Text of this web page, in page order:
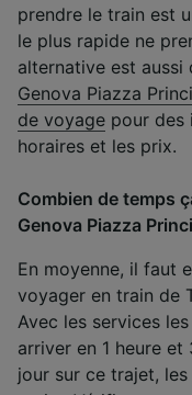
prendre le train est
le plus rapide ne
alternative est aussi
Genova Piazza
de voyage pour des
horaires et les prix.
Combien de temps
Genova Piazza
En moyenne, il faut
voyager en train de
Avec les services
arriver en 1 heure
jour sur ce trajet,